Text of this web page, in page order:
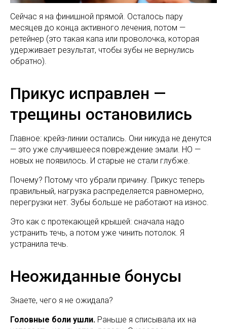
Сейчас я на финишной прямой. Осталось пару
месяцев до конца активного лечения, потом —
ретейнер (это такая капа или проволочка, которая
удерживает результат, чтобы зубы не вернулись
обратно).
Прикус исправлен —
трещины остановились
Главное: крейз-линии остались. Они никуда не денутся
— это уже случившееся повреждение эмали. НО —
новых не появилось. И старые не стали глубже.
Почему? Потому что убрали причину. Прикус теперь
правильный, нагрузка распределяется равномерно,
перегрузки нет. Зубы больше не работают на износ.
Это как с протекающей крышей: сначала надо
устранить течь, а потом уже чинить потолок. Я
устранила течь.
Неожиданные бонусы
Знаете, чего я не ожидала?
Головные боли ушли. Раньше я списывала их на